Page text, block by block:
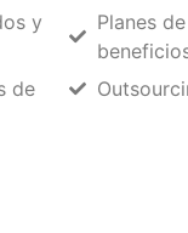
y
de
Planes